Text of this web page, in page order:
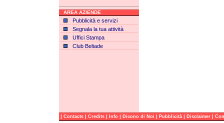
AREA AZIENDE
Pubblicità e servizi
Segnala la tua attività
Uffici Stampa
Club Beltade
| Contacts | Credits | Info | Dicono di Noi | Pubblicità | Disclaimer |